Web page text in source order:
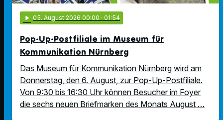
play_arrow 05. August 2026 00:00 · 01:54
Pop-Up-Postfiliale im Museum für
Kommunikation Nürnberg
Das Museum für Kommunikation Nürnberg wird am
Donnerstag, den 6. August, zur Pop-Up-Postfiliale.
Von 9:30 bis 16:30 Uhr können Besucher im Foyer
die sechs neuen Briefmarken des Monats August …